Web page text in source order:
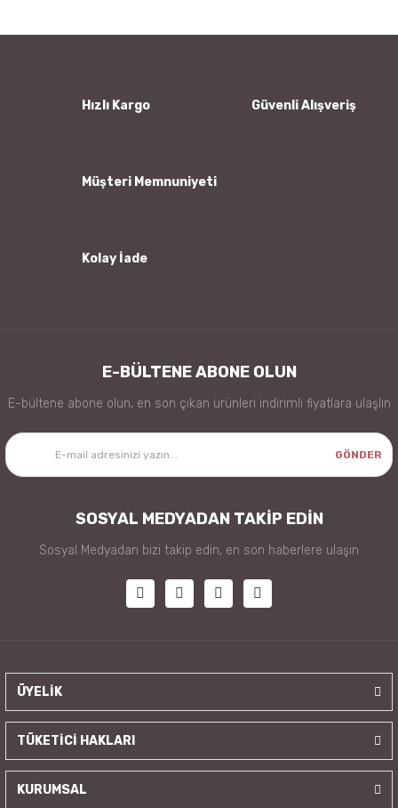
Ürün bilgilerinde hatalar bulunuyor.
Hızlı Kargo Güvenli Alışveriş
Müşteri Memnuniyeti
Kolay İade
E-BÜLTENE ABONE OLUN
E-bültene abone olun, en son çıkan ürünleri indirimli fiyatlara ulaşlın
GÖNDER
SOSYAL MEDYADAN TAKİP EDİN
Sosyal Medyadan bizi takip edin, en son haberlere ulaşın
ÜYELİK
TÜKETİCİ HAKLARI
KURUMSAL